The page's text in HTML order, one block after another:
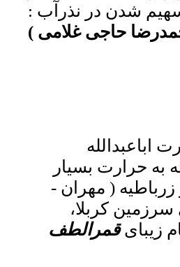
شدن در نذرآب :
به حرارت بسیار
( مهران -
سقای سرزمین کربلا،
زیبایقمرالطف